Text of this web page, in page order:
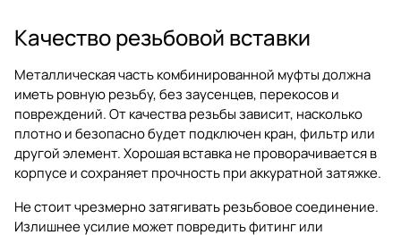
Качество резьбовой вставки
Металлическая часть комбинированной муфты должна
иметь ровную резьбу, без заусенцев, перекосов и
повреждений. От качества резьбы зависит, насколько
плотно и безопасно будет подключен кран, фильтр или
другой элемент. Хорошая вставка не проворачивается в
корпусе и сохраняет прочность при аккуратной затяжке.
Не стоит чрезмерно затягивать резьбовое соединение.
Излишнее усилие может повредить фитинг или